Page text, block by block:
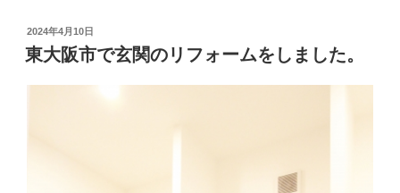
投
稿
日:
2024年4月10日
東大阪市で玄関のリフォームをしました。